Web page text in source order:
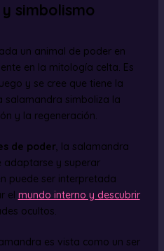
simbolismo
un animal de poder en
en la mitología celta. Es
y se cree que tiene la
salamandra simboliza la
y la regeneración.
de poder, la salamandra
adaptarse y superar
puede ser interpretada
el mundo interno y descubrir
ocultos.
es vista como un ser